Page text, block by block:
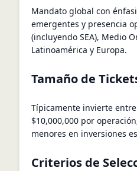
Mandato global con
emergentes y presencia
(incluyendo SEA), Medio
Latinoamérica y Europa.
Tamaño de
Típicamente invierte entre
$10,000,000 por
menores en inversiones
Criterios de